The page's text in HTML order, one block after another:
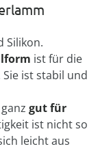
Silikon.
ist für die
ist stabil und
gut für
ist nicht so
leicht aus